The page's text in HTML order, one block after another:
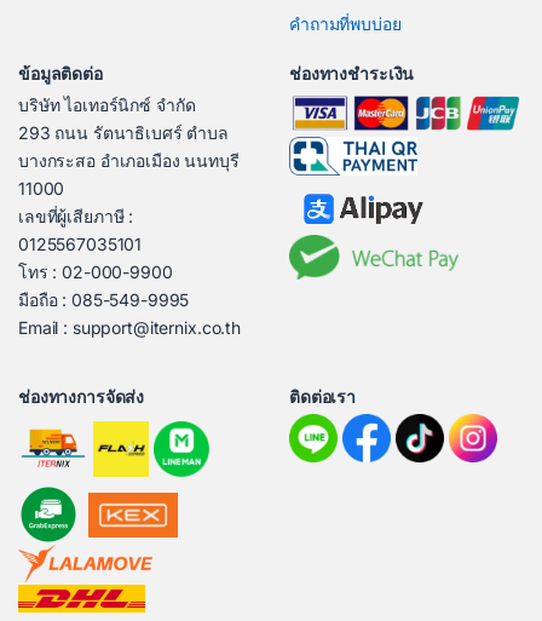
คำถามที่พบบ่อย
ข้อมูลติดต่อ
บริษัท ไอเทอร์นิกซ์ จำกัด
293 ถนน รัตนาธิเบศร์ ตำบล
บางกระสอ อำเภอเมือง นนทบุรี
11000
เลขที่ผู้เสียภาษี :
0125567035101
โทร : 02-000-9900
มือถือ : 085-549-9995
Email : support@iternix.co.th
ช่องทางชำระเงิน
ช่องทางการจัดส่ง ติดต่อเรา